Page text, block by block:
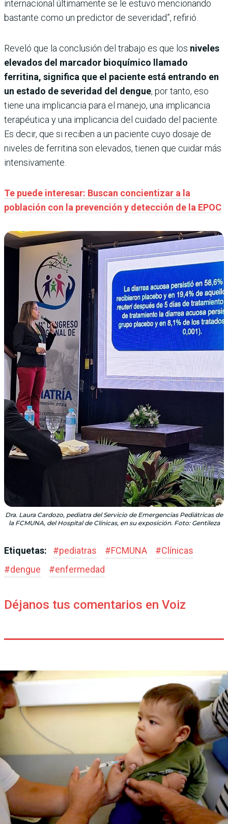
internacional últimamente se le estuvo mencionando
bastante como un predictor de severidad”, refirió.
Reveló que la conclusión del trabajo es que los niveles
elevados del marcador bioquímico llamado
ferritina, significa que el paciente está entrando en
un estado de severidad del dengue, por tanto, eso
tiene una implicancia para el manejo, una implicancia
terapéutica y una implicancia del cuidado del paciente.
Es decir, que si reciben a un paciente cuyo dosaje de
niveles de ferritina son elevados, tienen que cuidar más
intensivamente.
Te puede interesar: Buscan concientizar a la
población con la prevención y detección de la EPOC
Dra. Laura Cardozo, pediatra del Servicio de Emergencias Pediátricas de
la FCMUNA, del Hospital de Clínicas, en su exposición. Foto: Gentileza
Etiquetas: #pediatras #FCMUNA #Clínicas
#dengue #enfermedad
Déjanos tus comentarios en Voiz